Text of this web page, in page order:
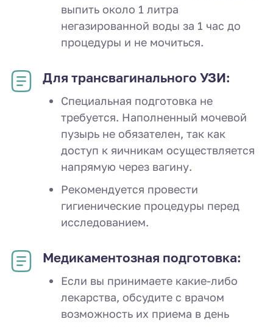
выпить около 1 литра
негазированной воды за 1 час до
процедуры и не мочиться.
Для трансвагинального УЗИ:
Специальная подготовка не
требуется. Наполненный мочевой
пузырь не обязателен, так как
доступ к яичникам осуществляется
напрямую через вагину.
Рекомендуется провести
гигиенические процедуры перед
исследованием.
Медикаментозная подготовка:
Если вы принимаете какие-либо
лекарства, обсудите с врачом
возможность их приема в день